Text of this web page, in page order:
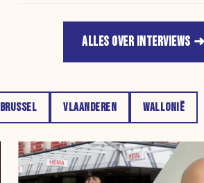
ALLES OVER INTERVIEWS
BRUSSEL VLAANDEREN WALLONIË